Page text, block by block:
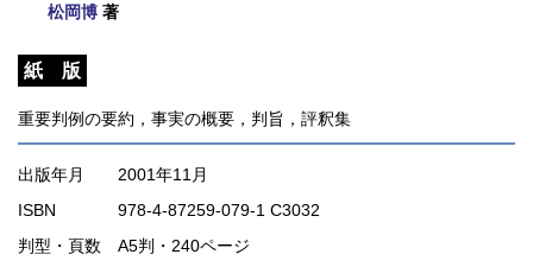
松岡博 著
紙 版
重要判例の要約，事実の概要，判旨，評釈集
出版年月
2001年11月
ISBN
978-4-87259-079-1 C3032
判型・頁数 A5判・240ページ